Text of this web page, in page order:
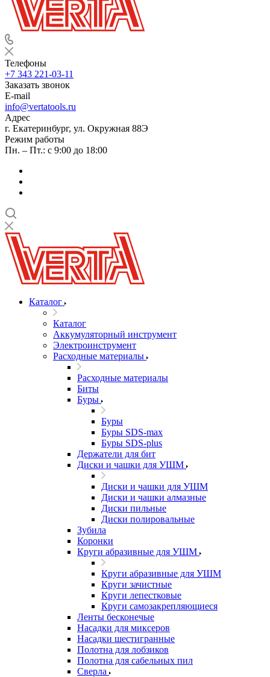
Телефоны
+7 343 221-03-11
Заказать звонок
E-mail
info@vertatools.ru
Адрес
г. Екатеринбург, ул. Окружная 88Э
Режим работы
Пн. – Пт.: с 9:00 до 18:00
Каталог
Каталог
Аккумуляторный инструмент
Электроинструмент
Расходные материалы
Расходные материалы
Биты
Буры
Буры
Буры SDS-max
Буры SDS-plus
Держатели для бит
Диски и чашки для УШМ
Диски и чашки для УШМ
Диски и чашки алмазные
Диски пильные
Диски полировальные
Зубила
Коронки
Круги абразивные для УШМ
Круги абразивные для УШМ
Круги зачистные
Круги лепестковые
Круги самозакрепляющиеся
Ленты бесконечые
Насадки для миксеров
Насадки шестигранные
Полотна для лобзиков
Полотна для сабельных пил
Сверла